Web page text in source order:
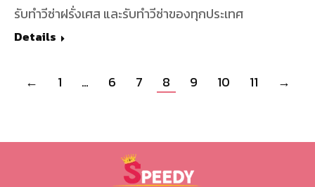
รับทำวีซ่าฝรั่งเศส และรับทำวีซ่าของทุกประเทศ
Details
← 1 … 6 7 8 9 10 11 →